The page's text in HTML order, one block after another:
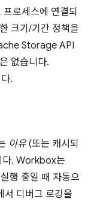
로세스에 연결되
크기/기간 정책을
Storage API
없습니다.
.
이유 (또는 캐시되
다. Workbox는
행 중일 때 자동으
디버그 로깅을